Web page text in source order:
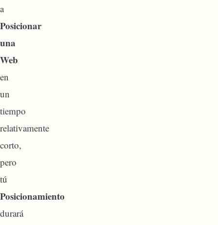
a
Posicionar
una
Web
en
un
tiempo
relativamente
corto,
pero
tú
Posicionamiento
durará